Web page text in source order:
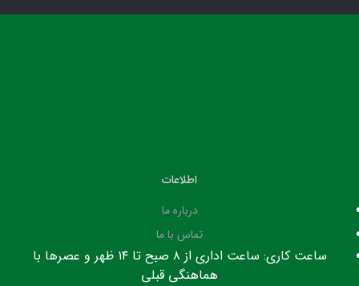
اطلاعات
درباره ما
تماس با ما
ساعت کاری: ساعت اداری از ۸ صبح تا ۱۴ ظهر و عصرها با
هماهنگی قبلی